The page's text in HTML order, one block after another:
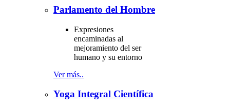
Parlamento del Hombre
Expresiones
encaminadas al
mejoramiento del ser
humano y su entorno
Ver más..
Yoga Integral Científica